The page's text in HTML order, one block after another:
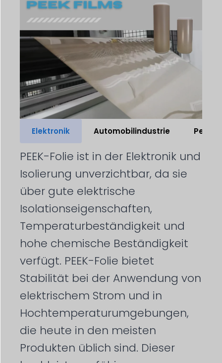
Elektronik Automobilindustrie
PEEK-Folie ist in der Elektronik und
Isolierung unverzichtbar, da sie
über gute elektrische
Isolationseigenschaften,
Temperaturbeständigkeit und
hohe chemische Beständigkeit
verfügt. PEEK-Folie bietet
Stabilität bei der Anwendung von
elektrischem Strom und in
Hochtemperaturumgebungen,
die heute in den meisten
Produkten üblich sind. Dieser